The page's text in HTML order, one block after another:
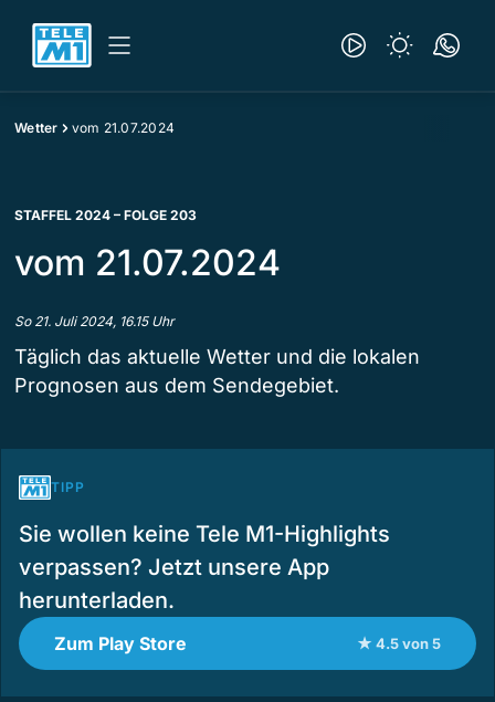
Wetter vom 21.07.2024
STAFFEL 2024 – FOLGE 203
vom 21.07.2024
So 21. Juli 2024, 16.15 Uhr
Täglich das aktuelle Wetter und die lokalen
Prognosen aus dem Sendegebiet.
TIPP
Sie wollen keine Tele M1-Highlights
verpassen? Jetzt unsere App
herunterladen.
Zum Play Store ★ 4.5 von 5